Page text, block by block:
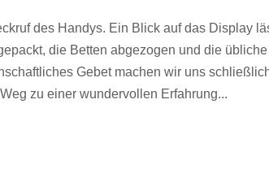
des Handys. Ein Blick auf das Display
die Betten abgezogen und die
Gebet machen wir uns
zu einer wundervollen Erfahrung...